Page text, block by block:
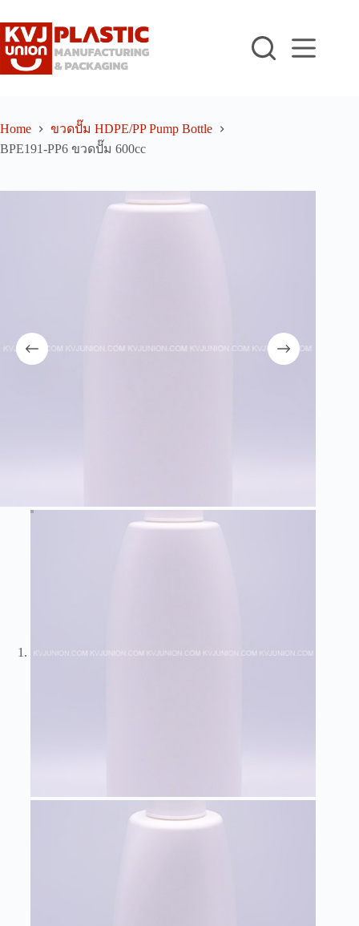
to
content
Home
ขวดปั๊ม HDPE/PP Pump Bottle
BPE191-PP6 ขวดปั๊ม 600cc